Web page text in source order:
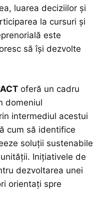
luarea deciziilor și
la cursuri și
este
să își dezvolte
oferă un cadru
domeniul
intermediul acestui
cum să identifice
soluții sustenabile
Inițiativele de
dezvoltarea unei
orientați spre